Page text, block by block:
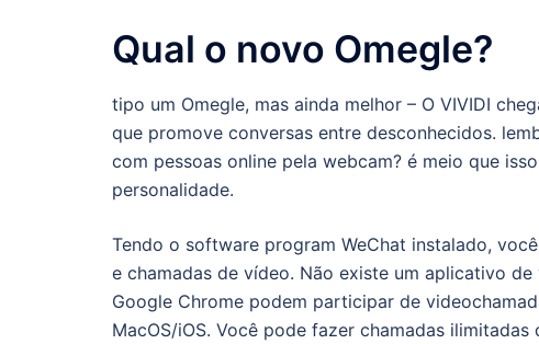
Qual o novo Omegle?
tipo um Omegle, mas ainda melhor – O VIVIDI
que promove conversas entre desconhecidos.
com pessoas online pela webcam? é meio que
personalidade.
Tendo o software program WeChat instalado,
e chamadas de vídeo. Não existe um aplicativo
Google Chrome podem participar de
MacOS/iOS. Você pode fazer chamadas